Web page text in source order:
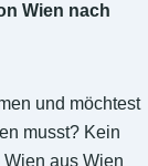
Wien nach
und möchtest
musst? Kein
aus Wien